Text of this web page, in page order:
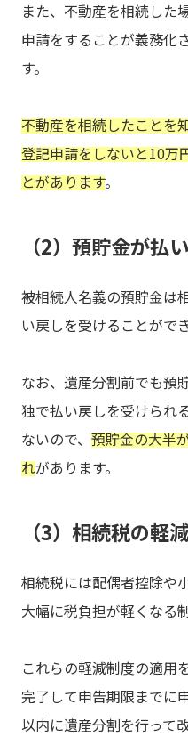
また、不動産を相続した
申請をすることが義務化
す。
不動産を相続したことを
登記申請をしないと10万
とがあります。
（2）預貯金が払
被相続人名義の預貯金は
い戻しを受けることがで
なお、遺産分割前でも預
独で払い戻しを受けられ
ないので、 預貯金の大半
れがあります。
（3）相続税の軽
相続税には配偶者控除や
大幅に税負担が軽くなる
これらの軽減制度の適用
完了して申告期限までに
以内に遺産分割を行って